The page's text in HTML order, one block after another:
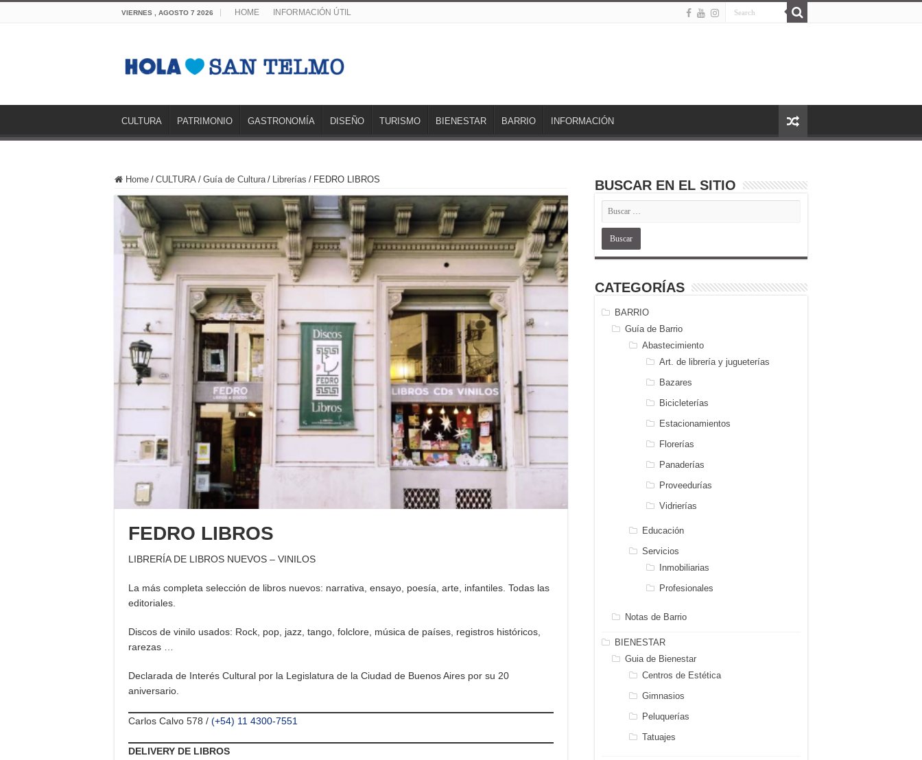
VIERNES , AGOSTO 7 2026 HOME INFORMACIÓN ÚTIL
CULTURA PATRIMONIO GASTRONOMÍA DISEÑO TURISMO BIENESTAR BARRIO INFORMACIÓN
Home / CULTURA / Guía de Cultura / Librerías / FEDRO LIBROS
FEDRO LIBROS
LIBRERÍA DE LIBROS NUEVOS – VINILOS
La más completa selección de libros nuevos: narrativa, ensayo, poesía, arte, infantiles. Todas las
editoriales.
Discos de vinilo usados: Rock, pop, jazz, tango, folclore, música de países, registros históricos,
rarezas …
Declarada de Interés Cultural por la Legislatura de la Ciudad de Buenos Aires por su 20
aniversario.
Carlos Calvo 578 / (+54) 11 4300-7551
DELIVERY DE LIBROS
BUSCAR EN EL SITIO
CATEGORÍAS
BARRIO
Guía de Barrio
Abastecimiento
Art. de librería y jugueterías
Bazares
Bicicleterías
Estacionamientos
Florerías
Panaderías
Proveedurías
Vidrierías
Educación
Servicios
Inmobiliarias
Profesionales
Notas de Barrio
BIENESTAR
Guia de Bienestar
Centros de Estética
Gimnasios
Peluquerías
Tatuajes